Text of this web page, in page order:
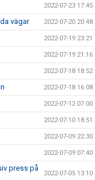
2022-07-23 17:45
vägar 2022-07-20 20:48
2022-07-19 23:21
2022-07-19 21:16
2022-07-18 18:52
2022-07-18 16:08
2022-07-12 07:00
2022-07-10 18:51
2022-07-09 22:30
2022-07-09 07:40
press på
2022-07-05 13:10